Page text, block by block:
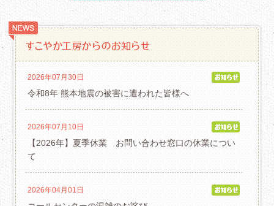
2026年07月30日
令和8年 熊本地震の被害に遭われた皆様へ
2026年07月10日
【2026年】夏季休業 お問い合わせ窓口の休業につい
て
2026年04月01日